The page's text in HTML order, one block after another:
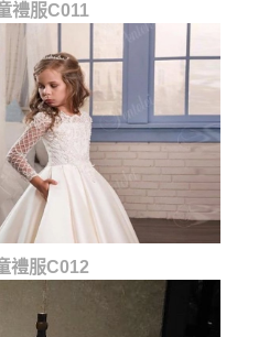
禮服C011
禮服C012